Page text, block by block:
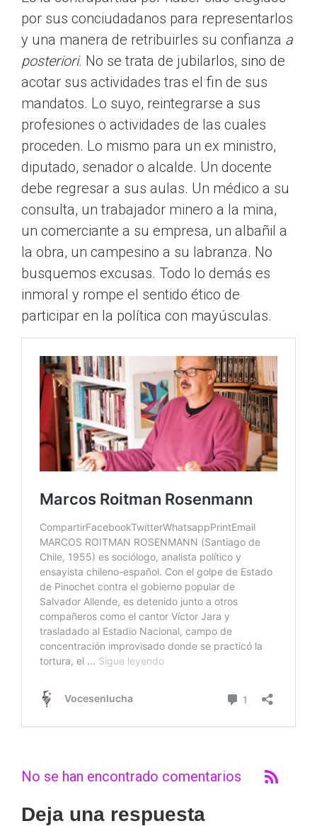
por sus conciudadanos para representarlos
y una manera de retribuirles su confianza a
posteriori. No se trata de jubilarlos, sino de
acotar sus actividades tras el fin de sus
mandatos. Lo suyo, reintegrarse a sus
profesiones o actividades de las cuales
proceden. Lo mismo para un ex ministro,
diputado, senador o alcalde. Un docente
debe regresar a sus aulas. Un médico a su
consulta, un trabajador minero a la mina,
un comerciante a su empresa, un albañil a
la obra, un campesino a su labranza. No
busquemos excusas. Todo lo demás es
inmoral y rompe el sentido ético de
participar en la política con mayúsculas.
No se han encontrado comentarios
Deja una respuesta